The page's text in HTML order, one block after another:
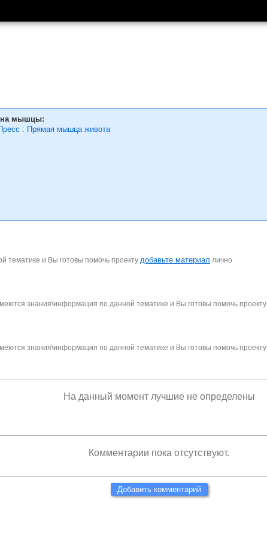
на мышцы:
: Прямая мышца живота
тематике и Вы готовы помочь проекту добавьте материал лично
знания\информация по данной тематике и Вы готовы помочь проекту
знания\информация по данной тематике и Вы готовы помочь проекту
На данный момент лучшие не определены
Комментарии пока отсутствуют.
Добавить комментарий